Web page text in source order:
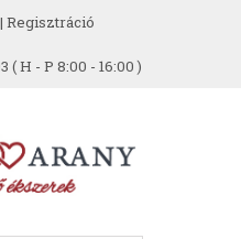
| Regisztráció
( H - P 8:00 - 16:00 )